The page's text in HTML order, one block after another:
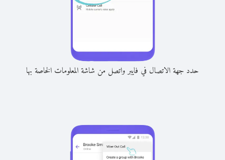
حدد جهة الاتصال في فايبر واتصل من شاشة المعلومات الخاصة بها